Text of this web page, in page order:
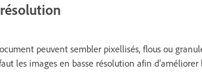
peuvent sembler pixellisés, flous ou
les images en basse résolution afin d’améliorer